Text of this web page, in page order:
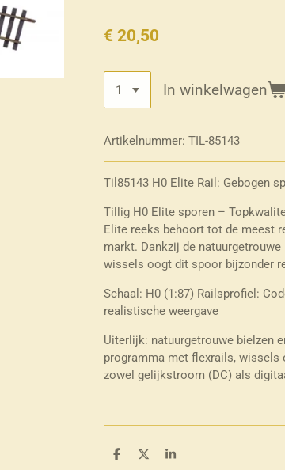
€ 20,50
In winkelwagen
Artikelnummer: TIL-85143
Til85143 H0 Elite Rail: Gebogen
Tillig H0 Elite sporen –
Elite reeks behoort tot de meest
markt. Dankzij de
wissels oogt dit spoor bijzonder
Schaal: H0 (1:87) Railsprofiel:
realistische weergave
Uiterlijk: natuurgetrouwe bielzen
programma met flexrails, wissels
zowel gelijkstroom (DC) als
D
D
S